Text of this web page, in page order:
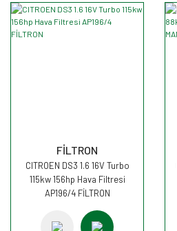
FİLTRON
CITROEN DS3 1.6 16V Turbo
115kw 156hp Hava Filtresi
AP196/4 FİLTRON